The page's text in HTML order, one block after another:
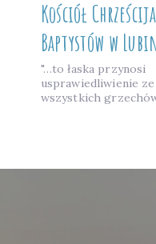
Kościół
Baptystów w
"…to łaska przynosi
usprawiedliwienie ze
wszystkich